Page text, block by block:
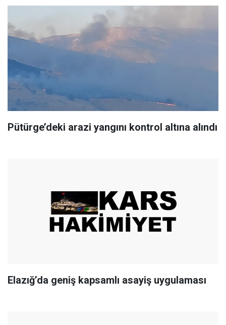
Pütürge’deki arazi yangını kontrol altına alındı
Elazığ’da geniş kapsamlı asayiş uygulaması